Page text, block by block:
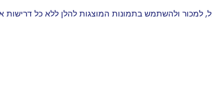
למכור ולהשתמש בתמונות המוצגות להלן ללא כל דרישות